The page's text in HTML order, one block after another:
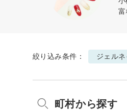
富
絞り込み条件： ジェル
町村から探す